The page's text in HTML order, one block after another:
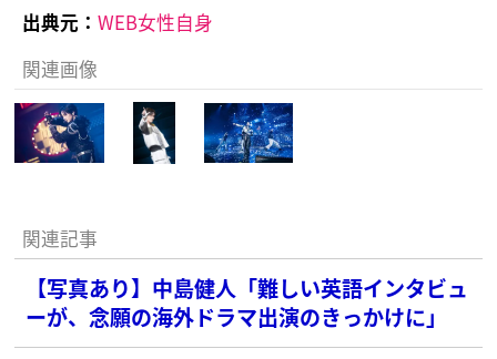
出典元： WEB女性自身
関連画像
関連記事
【写真あり】中島健人「難しい英語インタビュ
ーが、念願の海外ドラマ出演のきっかけに」